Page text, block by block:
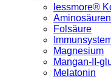
lessmore®
Aminosäuren
Folsäure
Magnesium
Mangan-II-
Melatonin